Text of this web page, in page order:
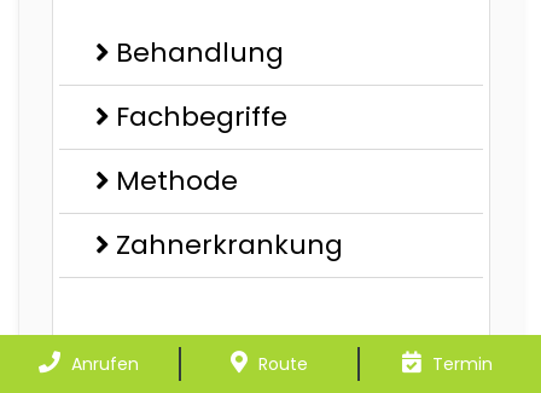
Behandlung
Fachbegriffe
Methode
Zahnerkrankung
Anrufen Route Termin